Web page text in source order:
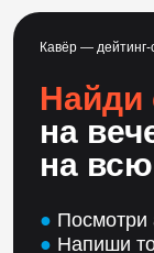
Кавёр —
Найди
на
на
● Посмотри
● Напиши